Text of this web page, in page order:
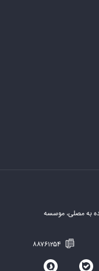
به مصلی، موسسه